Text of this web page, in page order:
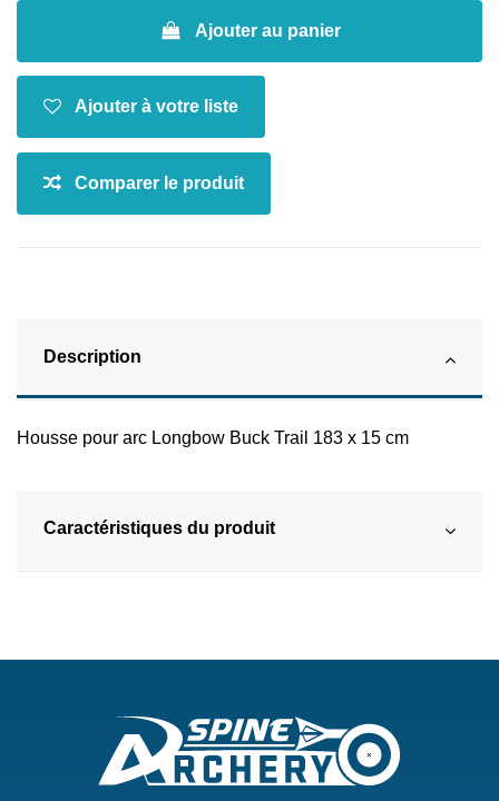
Ajouter au panier
Description
Housse pour arc Longbow Buck Trail 183 x 15 cm
Caractéristiques du produit